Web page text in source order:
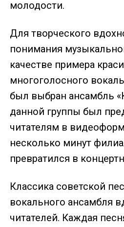
молодости.
Для творческого
понимания
качестве примера
многоголосного
был выбран ансамбль
данной группы был
читателям в
несколько минут
превратился в
Классика советской
вокального ансамбля
читателей. Каждая